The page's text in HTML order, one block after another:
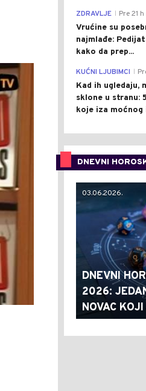
ZDRAVLJE Pre 21 h
Vrućine su
najmlađe:
kako da prep...
KUĆNI LJUBIMCI
Kad ih ugledaju,
sklone u stranu:
koje iza moćnog
DNEVNI
03.06.2026.
DNEVNI
2026:
NOVAC